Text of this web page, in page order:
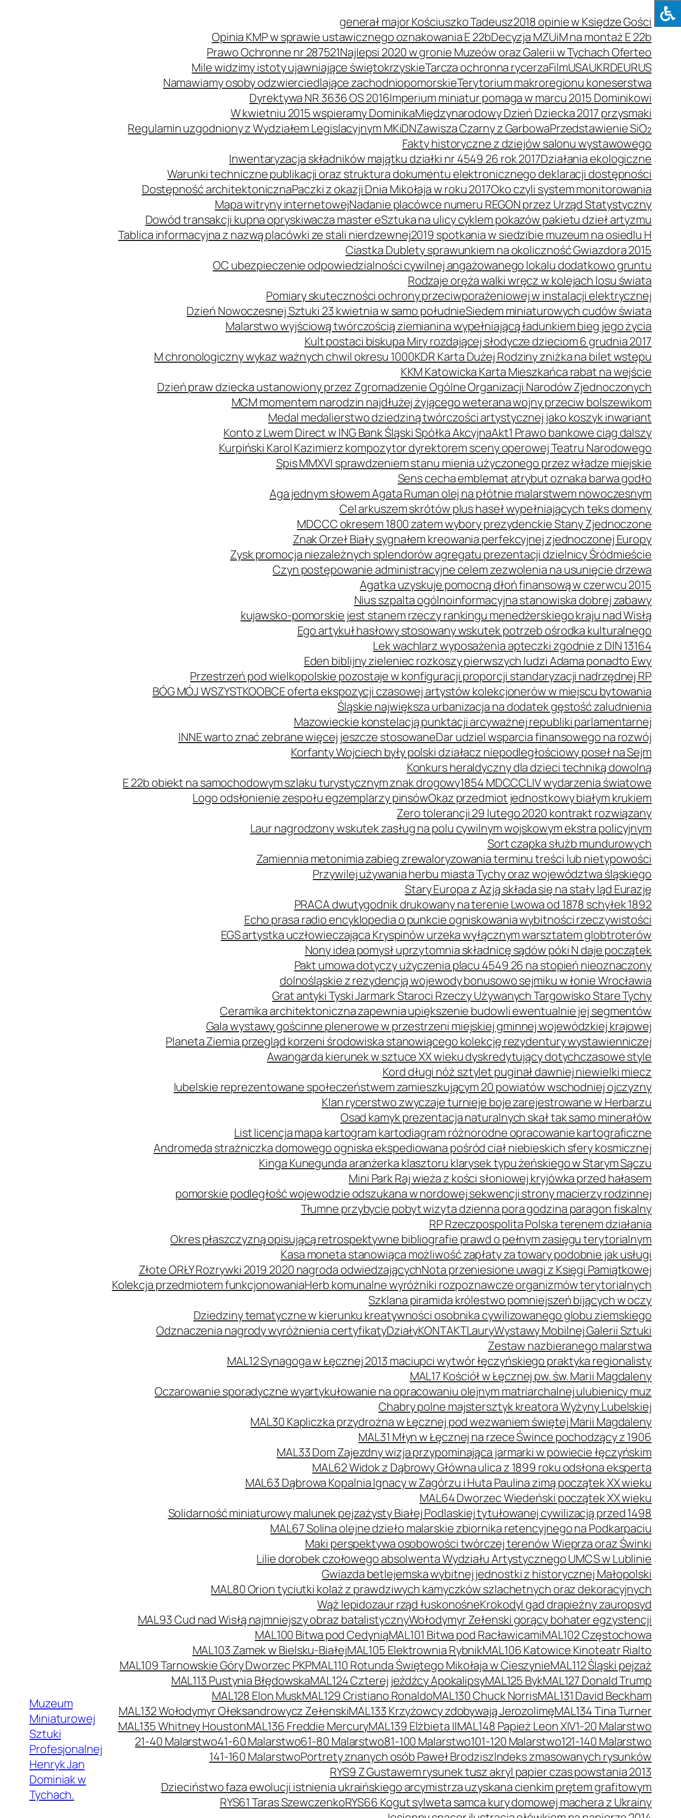
Muzeum
Miniaturowej
Sztuki
Profesjonalnej
Henryk Jan
Dominiak w
Tychach.
generał major Kościuszko Tadeusz2018 opinie w Księdze Gości
Opinia KMP w sprawie ustawicznego oznakowania E 22bDecyzja MZUiM na montaż E 22b
Prawo Ochronne nr 287521Najlepsi 2020 w gronie Muzeów oraz Galerii w Tychach Oferteo
Mile widzimy istoty ujawniające świętokrzyskieTarcza ochronna rycerzaFilmUSAUKRDEURUS
Namawiamy osoby odzwierciedlające zachodniopomorskieTerytorium makroregionu koneserstwa
Dyrektywa NR 3636 OS 2016Imperium miniatur pomaga w marcu 2015 Dominikowi
W kwietniu 2015 wspieramy DominikaMiędzynarodowy Dzień Dziecka 2017 przysmaki
Regulamin uzgodniony z Wydziałem Legislacyjnym MKiDNZawisza Czarny z GarbowaPrzedstawienie SiO₂
Fakty historyczne z dziejów salonu wystawowego
Inwentaryzacja składników majątku działki nr 4549 26 rok 2017Działania ekologiczne
Warunki techniczne publikacji oraz struktura dokumentu elektronicznego deklaracji dostępności
Dostępność architektonicznaPaczki z okazji Dnia Mikołaja w roku 2017Oko czyli system monitorowania
Mapa witryny internetowejNadanie placówce numeru REGON przez Urząd Statystyczny
Dowód transakcji kupna opryskiwacza master eSztuka na ulicy cyklem pokazów pakietu dzieł artyzmu
Tablica informacyjna z nazwą placówki ze stali nierdzewnej2019 spotkania w siedzibie muzeum na osiedlu H
Ciastka Dublety sprawunkiem na okoliczność Gwiazdora 2015
OC ubezpieczenie odpowiedzialności cywilnej angażowanego lokalu dodatkowo gruntu
Rodzaje oręża walki wręcz w kolejach losu świata
Pomiary skuteczności ochrony przeciwporażeniowej w instalacji elektrycznej
Dzień Nowoczesnej Sztuki 23 kwietnia w samo południeSiedem miniaturowych cudów świata
Malarstwo wyjściową twórczością ziemianina wypełniającą ładunkiem bieg jego życia
Kult postaci biskupa Miry rozdającej słodycze dzieciom 6 grudnia 2017
M chronologiczny wykaz ważnych chwil okresu 1000KDR Karta Dużej Rodziny zniżka na bilet wstępu
KKM Katowicka Karta Mieszkańca rabat na wejście
Dzień praw dziecka ustanowiony przez Zgromadzenie Ogólne Organizacji Narodów Zjednoczonych
MCM momentem narodzin najdłużej żyjącego weterana wojny przeciw bolszewikom
Medal medalierstwo dziedziną twórczości artystycznej jako koszyk inwariant
Konto z Lwem Direct w ING Bank Śląski Spółka AkcyjnaAkt1 Prawo bankowe ciąg dalszy
Kurpiński Karol Kazimierz kompozytor dyrektorem sceny operowej Teatru Narodowego
Spis MMXVI sprawdzeniem stanu mienia użyczonego przez władze miejskie
Sens cecha emblemat atrybut oznaka barwa godło
Aga jednym słowem Agata Ruman olej na płótnie malarstwem nowoczesnym
Cel arkuszem skrótów plus haseł wypełniających teks domeny
MDCCC okresem 1800 zatem wybory prezydenckie Stany Zjednoczone
Znak Orzeł Biały sygnałem kreowania perfekcyjnej zjednoczonej Europy
Zysk promocja niezależnych splendorów agregatu prezentacji dzielnicy Śródmieście
Czyn postępowanie administracyjne celem zezwolenia na usunięcie drzewa
Agatka uzyskuje pomocną dłoń finansową w czerwcu 2015
Nius szpalta ogólnoinformacyjna stanowiska dobrej zabawy
kujawsko-pomorskie jest stanem rzeczy rankingu menedżerskiego kraju nad Wisłą
Ego artykuł hasłowy stosowany wskutek potrzeb ośrodka kulturalnego
Lek wachlarz wyposażenia apteczki zgodnie z DIN 13164
Eden biblijny zieleniec rozkoszy pierwszych ludzi Adama ponadto Ewy
Przestrzeń pod wielkopolskie pozostaje w konfiguracji proporcji standaryzacji nadrzędnej RP
BÓG MÓJ WSZYSTKOOBCE oferta ekspozycji czasowej artystów kolekcjonerów w miejscu bytowania
Śląskie największa urbanizacja na dodatek gęstość zaludnienia
Mazowieckie konstelacją punktacji arcyważnej republiki parlamentarnej
INNE warto znać zebrane więcej jeszcze stosowaneDar udziel wsparcia finansowego na rozwój
Korfanty Wojciech były polski działacz niepodległościowy poseł na Sejm
Konkurs heraldyczny dla dzieci techniką dowolną
E 22b obiekt na samochodowym szlaku turystycznym znak drogowy1854 MDCCCLIV wydarzenia światowe
Logo odsłonienie zespołu egzemplarzy pinsówOkaz przedmiot jednostkowy białym krukiem
Zero tolerancji 29 lutego 2020 kontrakt rozwiązany
Laur nagrodzony wskutek zasług na polu cywilnym wojskowym ekstra policyjnym
Sort czapka służb mundurowych
Zamiennia metonimia zabieg zrewaloryzowania terminu treści lub nietypowości
Przywilej używania herbu miasta Tychy oraz województwa śląskiego
Stary Europa z Azją składa się na stały ląd Eurazję
PRACA dwutygodnik drukowany na terenie Lwowa od 1878 schyłek 1892
Echo prasa radio encyklopedia o punkcie ogniskowania wybitności rzeczywistości
EGS artystka uczłowieczająca Kryspinów urzeka wyłącznym warsztatem globtroterów
Nony idea pomysł uprzytomnia składnicę sądów póki N daje początek
Pakt umowa dotyczy użyczenia placu 4549 26 na stopień nieoznaczony
dolnośląskie z rezydencją wojewody bonusowo sejmiku w łonie Wrocławia
Grat antyki Tyski Jarmark Staroci Rzeczy Używanych Targowisko Stare Tychy
Ceramika architektoniczna zapewnia upiększenie budowli ewentualnie jej segmentów
Gala wystawy gościnne plenerowe w przestrzeni miejskiej gminnej wojewódzkiej krajowej
Planeta Ziemia przegląd korzeni środowiska stanowiącego kolekcję rezydentury wystawienniczej
Awangarda kierunek w sztuce XX wieku dyskredytujący dotychczasowe style
Kord długi nóż sztylet puginał dawniej niewielki miecz
lubelskie reprezentowane społeczeństwem zamieszkującym 20 powiatów wschodniej ojczyzny
Klan rycerstwo zwyczaje turnieje boje zarejestrowane w Herbarzu
Osad kamyk prezentacja naturalnych skał tak samo minerałów
List licencja mapa kartogram kartodiagram różnorodne opracowanie kartograficzne
Andromeda strażniczka domowego ogniska ekspediowana pośród ciał niebieskich sfery kosmicznej
Kinga Kunegunda aranżerka klasztoru klarysek typu żeńskiego w Starym Sączu
Mini Park Raj wieża z kości słoniowej kryjówka przed hałasem
pomorskie podległość wojewodzie odszukana w nordowej sekwencji strony macierzy rodzinnej
Tłumne przybycie pobyt wizyta dzienna pora godzina paragon fiskalny
RP Rzeczpospolita Polska terenem działania
Okres płaszczyzną opisującą retrospektywne bibliografie prawd o pełnym zasięgu terytorialnym
Kasa moneta stanowiąca możliwość zapłaty za towary podobnie jak usługi
Złote ORŁY Rozrywki 2019 2020 nagroda odwiedzającychNota przeniesione uwagi z Księgi Pamiątkowej
Kolekcja przedmiotem funkcjonowaniaHerb komunalne wyróżniki rozpoznawcze organizmów terytorialnych
Szklana piramida królestwo pomniejszeń bijących w oczy
Dziedziny tematyczne w kierunku kreatywności osobnika cywilizowanego globu ziemskiego
Odznaczenia nagrody wyróżnienia certyfikatyDziałyKONTAKTLauryWystawy Mobilnej Galerii Sztuki
Zestaw nazbieranego malarstwa
MAL12 Synagoga w Łęcznej 2013 maciupci wytwór łęczyńskiego praktyka regionalisty
MAL17 Kościół w Łęcznej pw. św. Marii Magdaleny
Oczarowanie sporadyczne wyartykułowanie na opracowaniu olejnym matriarchalnej ulubienicy muz
Chabry polne majstersztyk kreatora Wyżyny Lubelskiej
MAL30 Kapliczka przydrożna w Łęcznej pod wezwaniem świętej Marii Magdaleny
MAL31 Młyn w Łęcznej na rzece Śwince pochodzący z 1906
MAL33 Dom Zajezdny wizja przypominająca jarmarki w powiecie łęczyńskim
MAL62 Widok z Dąbrowy Główna ulica z 1899 roku odsłona eksperta
MAL63 Dąbrowa Kopalnia Ignacy w Zagórzu i Huta Paulina zimą początek XX wieku
MAL64 Dworzec Wiedeński początek XX wieku
Solidarność miniaturowy malunek pejzażysty Białej Podlaskiej tytułowanej cywilizacją przed 1498
MAL67 Solina olejne dzieło malarskie zbiornika retencyjnego na Podkarpaciu
Maki perspektywa osobowości twórczej terenów Wieprza oraz Świnki
Lilie dorobek czołowego absolwenta Wydziału Artystycznego UMCS w Lublinie
Gwiazda betlejemska wybitnej jednostki z historycznej Małopolski
MAL80 Orion tyciutki kolaż z prawdziwych kamyczków szlachetnych oraz dekoracyjnych
Wąż lepidozaur rząd łuskonośneKrokodyl gad drapieżny zauropsyd
MAL93 Cud nad Wisłą najmniejszy obraz batalistycznyWołodymyr Zełenski gorący bohater egzystencji
MAL100 Bitwa pod CedyniąMAL101 Bitwa pod RacławicamiMAL102 Częstochowa
MAL103 Zamek w Bielsku-BiałejMAL105 Elektrownia RybnikMAL106 Katowice Kinoteatr Rialto
MAL109 Tarnowskie Góry Dworzec PKPMAL110 Rotunda Świętego Mikołaja w CieszynieMAL112 Śląski pejzaż
MAL113 Pustynia BłędowskaMAL124 Czterej jeźdźcy ApokalipsyMAL125 BykMAL127 Donald Trump
MAL128 Elon MuskMAL129 Cristiano RonaldoMAL130 Chuck NorrisMAL131 David Beckham
MAL132 Wołodymyr Ołeksandrowycz ZełenskiMAL133 Krzyżowcy zdobywają JerozolimęMAL134 Tina Turner
MAL135 Whitney HoustonMAL136 Freddie MercuryMAL139 Elżbieta IIMAL148 Papież Leon XIV1-20 Malarstwo
21-40 Malarstwo41-60 Malarstwo61-80 Malarstwo81-100 Malarstwo101-120 Malarstwo121-140 Malarstwo
141-160 MalarstwoPortrety znanych osób Paweł BrodziszIndeks zmasowanych rysunków
RYS9 Z Gustawem rysunek tusz akryl papier czas powstania 2013
Dzieciństwo faza ewolucji istnienia ukraińskiego arcymistrza uzyskana cienkim prętem grafitowym
RYS61 Taras SzewczenkoRYS66 Kogut sylweta samca kury domowej machera z Ukrainy